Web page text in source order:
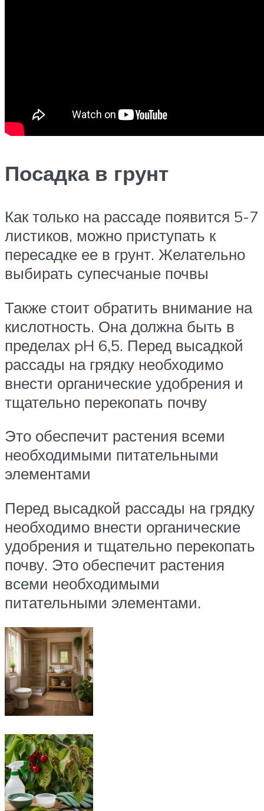
Посадка в грунт
Как только на рассаде появится 5-7
листиков, можно приступать к
пересадке ее в грунт. Желательно
выбирать супесчаные почвы
Также стоит обратить внимание на
кислотность. Она должна быть в
пределах pH 6,5. Перед высадкой
рассады на грядку необходимо
внести органические удобрения и
тщательно перекопать почву
Это обеспечит растения всеми
необходимыми питательными
элементами
Перед высадкой рассады на грядку
необходимо внести органические
удобрения и тщательно перекопать
почву. Это обеспечит растения
всеми необходимыми
питательными элементами.